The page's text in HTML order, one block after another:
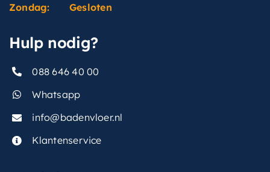
Zondag:
Gesloten
Hulp nodig?
088 646 40 00
Whatsapp
info@badenvloer.nl
Klantenservice